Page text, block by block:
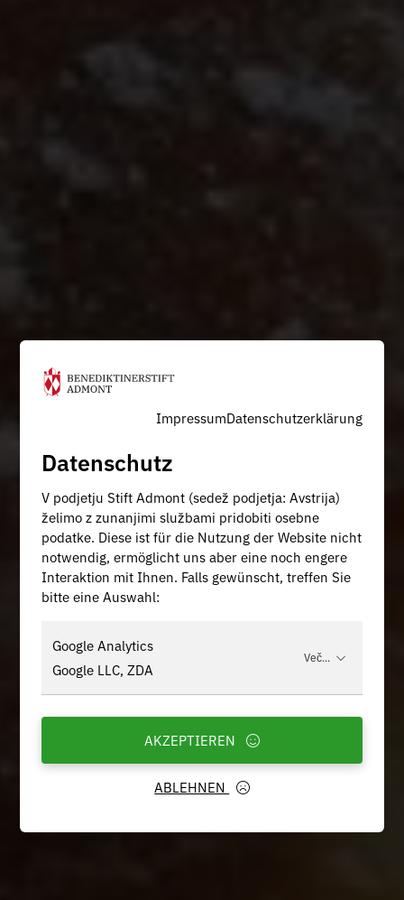
ImpressumDatenschutzerklärung
Datenschutz
V podjetju Stift Admont (sedež podjetja: Avstrija)
želimo z zunanjimi službami pridobiti osebne
podatke. Diese ist für die Nutzung der Website nicht
notwendig, ermöglicht uns aber eine noch engere
Interaktion mit Ihnen. Falls gewünscht, treffen Sie
bitte eine Auswahl:
Google Analytics
Google LLC, ZDA
Več...
ABLEHNEN
AKZEPTIEREN